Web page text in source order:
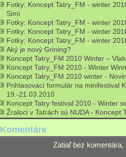
Fotky: Koncept Tatry_FM - winter
Simi
Fotky: Koncept Tatry_FM - winter
Fotky: Koncept Tatry_FM - winter
Fotky: Koncept Tatry_FM - winter
Aký je nový Grining?
Koncept Tatry_FM 2010 Winter –
Koncept Tatry_FM 2010 - Winter
Koncept Tatry_FM 2010 winter -
Prihlasovací formulár na minifestival
19.-21.03.2010
Koncept Tatry festival 2010 - Winter
Žraloci v Tatrách sú NUDA - Koncept
Komentáre
Zatiaľ bez komentára,